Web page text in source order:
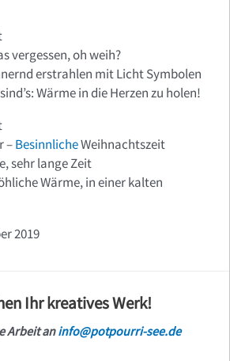
vergessen, oh weih?
erstrahlen mit Licht Symbolen
Wärme in die Herzen zu holen!
–BesinnlicheWeihnachtszeit
sehr lange Zeit
Wärme, in einer kalten
2019
Ihr kreatives Werk!
Arbeit aninfo@potpourri-see.de